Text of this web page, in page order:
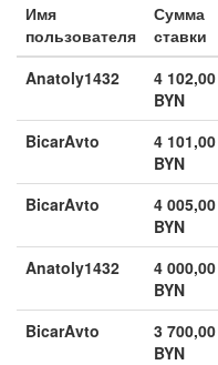
Имя
пользователя
Сумма
ставки
Anatoly1432
4 102,00
BYN
BicarAvto
4 101,00
BYN
BicarAvto
4 005,00
BYN
Anatoly1432
4 000,00
BYN
BicarAvto
3 700,00
BYN